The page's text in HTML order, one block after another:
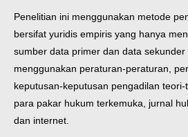
Penelitian ini menggunakan metode
bersifat yuridis empiris yang hanya
sumber data primer dan data
menggunakan peraturan-peraturan,
keputusan-keputusan pengadilan
para pakar hukum terkemuka, jurnal
dan internet.